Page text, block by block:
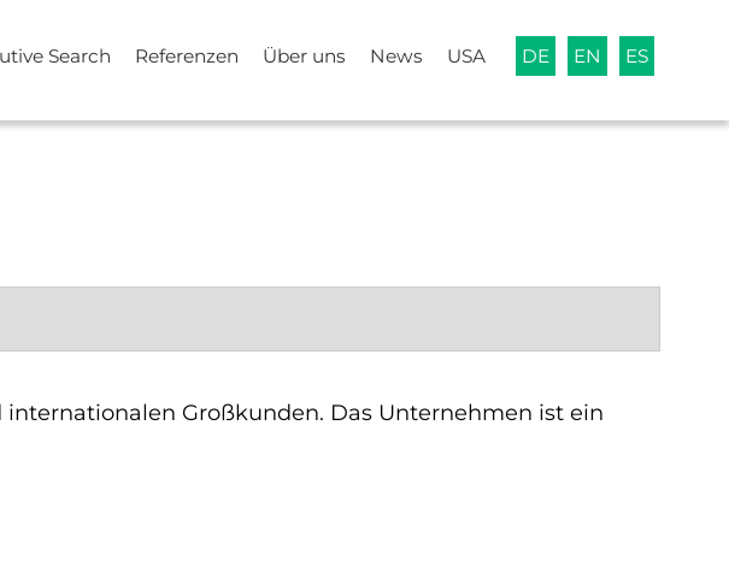
Search Referenzen Über uns News USA DE EN ES
Großkunden. Das Unternehmen ist ein